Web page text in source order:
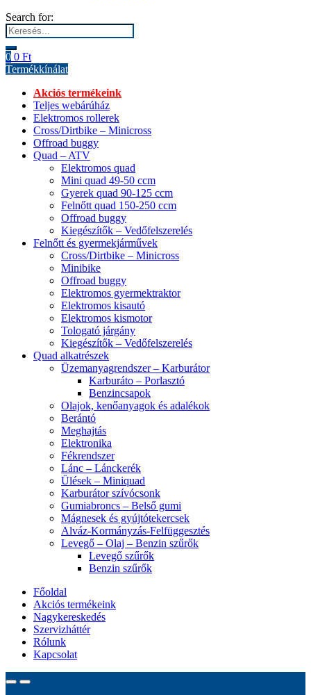
Search for:
0 0 Ft
Termékkínálat
Akciós termékeink
Teljes webárúház
Elektromos rollerek
Cross/Dirtbike – Minicross
Offroad buggy
Quad – ATV
Elektromos quad
Mini quad 49-50 ccm
Gyerek quad 90-125 ccm
Felnőtt quad 150-250 ccm
Offroad buggy
Kiegészítők – Vedőfelszerelés
Felnőtt és gyermekjárművek
Cross/Dirtbike – Minicross
Minibike
Offroad buggy
Elektromos gyermektraktor
Elektromos kisautó
Elektromos kismotor
Tologató járgány
Kiegészítők – Vedőfelszerelés
Quad alkatrészek
Üzemanyagrendszer – Karburátor
Karburáto – Porlasztó
Benzincsapok
Olajok, kenőanyagok és adalékok
Berántó
Meghajtás
Elektronika
Fékrendszer
Lánc – Lánckerék
Ülések – Miniquad
Karburátor szívócsonk
Gumiabroncs – Belső gumi
Mágnesek és gyújtótekercsek
Alváz-Kormányzás-Felfüggesztés
Levegő – Olaj – Benzin szűrők
Levegő szűrők
Benzin szűrők
Főoldal
Akciós termékeink
Nagykereskedés
Szervizháttér
Rólunk
Kapcsolat